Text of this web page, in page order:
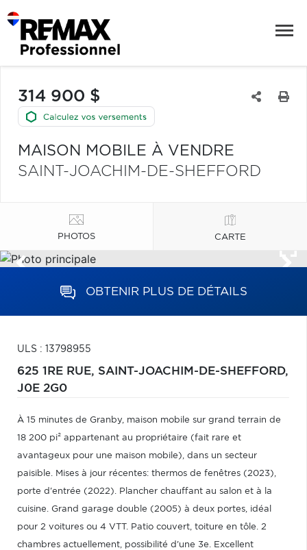
314 900 $
MAISON MOBILE À VENDRE
SAINT-JOACHIM-DE-SHEFFORD
PHOTOS CARTE
OBTENIR PLUS DE DÉTAILS
ULS : 13798955
625 1RE RUE, SAINT-JOACHIM-DE-SHEFFORD,
J0E 2G0
À 15 minutes de Granby, maison mobile sur grand terrain de
18 200 pi² appartenant au propriétaire (fait rare et
avantageux pour une maison mobile), dans un secteur
paisible. Mises à jour récentes: thermos de fenêtres (2023),
porte d'entrée (2022). Plancher chauffant au salon et à la
cuisine. Grand garage double (2005) à deux portes, idéal
pour 2 voitures ou 4 VTT. Patio couvert, toiture en tôle. 2
chambres actuellement, possibilité d'une 3e. Excellent